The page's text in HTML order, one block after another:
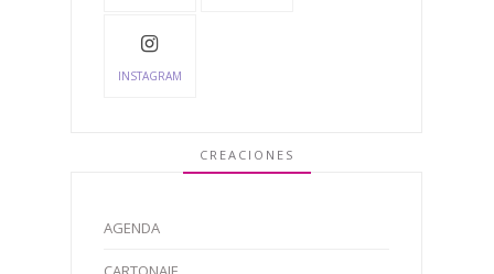
INSTAGRAM
CREACIONES
AGENDA